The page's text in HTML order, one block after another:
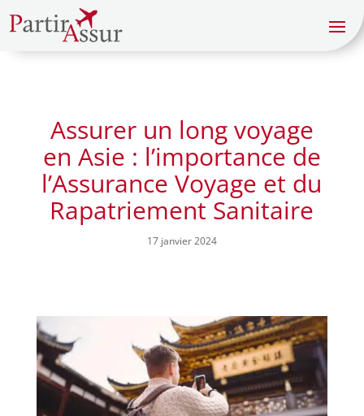
Assurer un long voyage
en Asie : l’importance de
l’Assurance Voyage et du
Rapatriement Sanitaire
17 janvier 2024